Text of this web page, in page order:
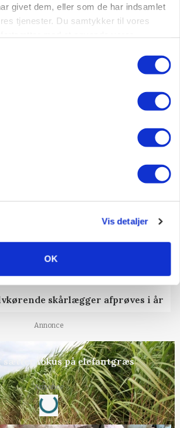
givet dem, eller som de har indsamlet
tjenester. Du samtykker til vores
Vis detaljer
OK
kalder Danish Crowns pris en
skårlægger afprøves i år
Annonce
sætter fokus på elefantgræs
Annonce
Loading...